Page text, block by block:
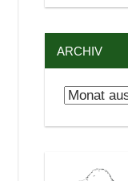
ARCHIV
Archiv